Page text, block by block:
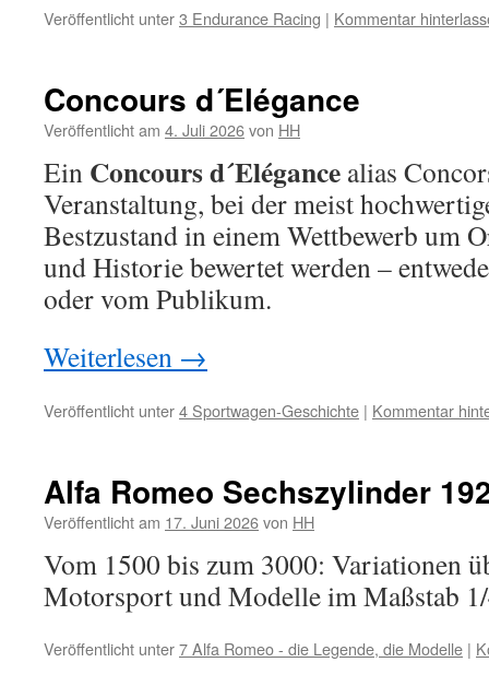
Veröffentlicht unter3 Endurance Racing | Kommentar
Concours d´Elégance
Veröffentlicht am 4. Juli 2026von HH
Ein Concours d´Elégance alias
Veranstaltung, bei der meist
Bestzustand in einem Wettbewerb um
und Historie bewertet werden –
oder vom Publikum.
Weiterlesen →
Veröffentlicht unter4 Sportwagen-Geschichte | Kommentar
Alfa Romeo Sechszylinder
Veröffentlicht am 17. Juni 2026von HH
Vom 1500 bis zum 3000: Variationen
Motorsport und Modelle im Maßstab
Veröffentlicht unter7 Alfa Romeo - die Legende, die Modelle |